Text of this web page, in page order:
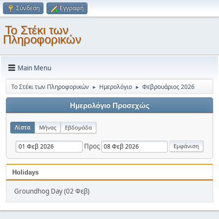
Σύνδεση Εγγραφή
Το Στέκι των
Πληροφορικών
Main Menu
Το Στέκι των Πληροφορικών ► Ημερολόγιο ► Φεβρουάριος 2026
Ημερολόγιο Προσεχώς
Λίστα Μήνας Εβδομάδα
Προς
Holidays
Groundhog Day (02 Φεβ)